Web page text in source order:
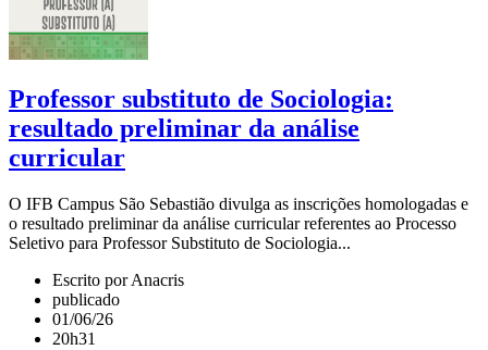
Professor substituto de Sociologia:
resultado preliminar da análise
curricular
O IFB Campus São Sebastião divulga as inscrições homologadas e
o resultado preliminar da análise curricular referentes ao Processo
Seletivo para Professor Substituto de Sociologia...
Escrito por Anacris
publicado
01/06/26
20h31